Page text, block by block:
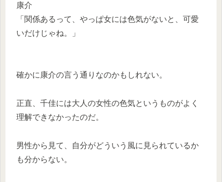
康介
「関係あるって、やっぱ女には色気がないと、可愛
いだけじゃね。」
確かに康介の言う通りなのかもしれない。
正直、千佳には大人の女性の色気というものがよく
理解できなかったのだ。
男性から見て、自分がどういう風に見られているか
も分からない。